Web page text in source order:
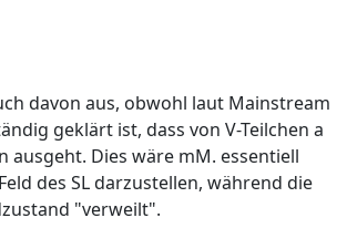
davon aus, obwohl laut Mainstream
geklärt ist, dass von V-Teilchen a
ausgeht. Dies wäre mM. essentiell
des SL darzustellen, während die
"verweilt".